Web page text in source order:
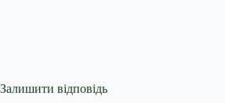
Залишити відповідь